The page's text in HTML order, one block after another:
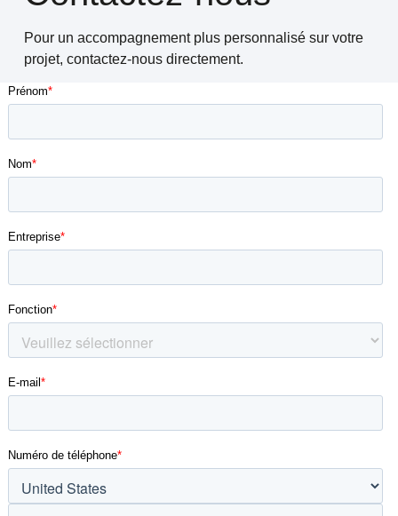
Pour un accompagnement plus personnalisé sur votre
projet, contactez-nous directement.